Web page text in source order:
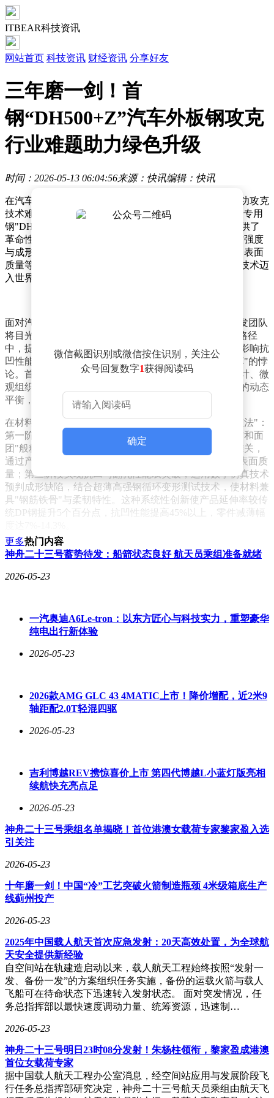
ITBEAR科技资讯
网站首页 科技资讯 财经资讯 分享好友
三年磨一剑！首
钢“DH500+Z”汽车外板钢攻克
行业难题助力绿色升级
时间：2026-05-13 06:04:56来源：快讯编辑：快讯
在汽车行业迈向绿色低碳转型的关键时期，首钢股份成功攻克
技术难关，推出全球首款500MPa级高强高塑性汽车外板专用
钢"DH500+Z"，为新能源及传统乘用车车身材料升级提供了
革命性解决方案。这款突破性产品不仅破解了汽车外板"强度
与成形性不可兼得"的行业困局，更在轻量化、抗凹性、表面
质量等核心指标上实现全面突破，标志着我国汽车用钢技术迈
入世界领先行列。
面对汽车产业"双碳"战略下的极致轻量化需求，首钢研发团队
将目光投向占据车身重量近30%的外板材料。传统技术路径
中，提升材料强度必然导致塑性下降，轻量化减薄又会影响抗
凹性能，这种矛盾犹如"既要马儿跑得快又要马儿不吃草"的悖
论。首钢团队历时三年开展技术攻坚，通过创新成分设计、微
观组织调控和精准工艺控制，成功实现材料强度与塑性的动态
平衡，使产品兼具500MPa级超高强度和优异成形性能。
在材料开发过程中，研发团队创造了独特的"三阶段突破法"：
第一阶段通过成分优化解决强度与塑性平衡难题，如同"和面
团"般精准控制合金配比；第二阶段攻克表面质量控制难关，
通过产线设备升级和工艺精细化调控，打造出"镜面级"表面质
量；第三阶段实现抗凹与翻孔性能双突破，运用数字仿真技术
预判成形缺陷，结合超薄高强钢循环变形测试技术，使材料兼
具"钢筋铁骨"与柔韧特性。这种系统性创新使产品延伸率较传
统DP钢提升5个百分点，抗凹性能提高45%以上，零件减薄幅
技术突破的背后是无数个日夜的坚守。冷轧镀锌产线首席作业
长张伟带领团队在实验室与产线间往返奔波，记录本上密密麻
麻的批注见证着工艺参数的持续优化；迁顺技术中心尉冬、谢
压调试周期缩短60%。正是这种精益求精的工匠精神，使团队
在6轮中试、上百次工艺迭代中不断突破技术边界。
团队连夜调整工艺方案，通过72小时连续跟踪优化，最终使产
品表面粗糙度达到Ra0.3μm的镜面标准。目前，"DH500+Z"已
家头部车企的批量订单，标志着我国汽车外板材料正式摆脱进
这款创新材料的产业化应用，不仅为汽车行业每年减少二氧化
碳排放超百万吨，更推动整个产业链向绿色制造转型。首钢股
系，成功将实验室成果转化为产业竞争力，为中国钢铁工业高
质量发展树立了新标杆。随着更多高端车型采
用"DH500+Z"材料，汽车轻量化与安全性的平衡难题将得到
根本性解决，为全球汽车产业绿色转型贡献中国智慧。
微信截图识别或微信按住识别，关注公
众号回复数字1获得阅读码
确定
更多热门内容
神舟二十三号蓄势待发：船箭状态良好 航天员乘组准备就绪
2026-05-23
一汽奥迪A6Le-tron：以东方匠心与科技实力，重塑豪华
纯电出行新体验
2026-05-23
2026款AMG GLC 43 4MATIC上市！降价增配，近2米9
轴距配2.0T轻混四驱
2026-05-23
吉利博越REV携惊喜价上市 第四代博越L小蓝灯版亮相
续航快充亮点足
2026-05-23
神舟二十三号乘组名单揭晓！首位港澳女载荷专家黎家盈入选
引关注
2026-05-23
十年磨一剑！中国“冷”工艺突破火箭制造瓶颈 4米级箱底生产
线蓟州投产
2026-05-23
2025年中国载人航天首次应急发射：20天高效处置，为全球航
天安全提供新经验
自空间站在轨建造启动以来，载人航天工程始终按照“发射一
发、备份一发”的方案组织任务实施，备份的运载火箭与载人
飞船可在待命状态下迅速转入发射状态。 面对突发情况，任
务总指挥部以最快速度调动力量、统筹资源，迅速制…
2026-05-23
神舟二十三号明日23时08分发射！朱杨柱领衔，黎家盈成港澳
首位女载荷专家
据中国载人航天工程办公室消息，经空间站应用与发展阶段飞
行任务总指挥部研究决定，神舟二十三号航天员乘组由航天飞